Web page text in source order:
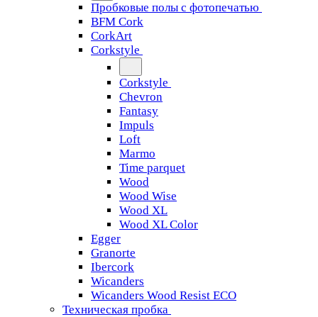
Пробковые полы с фотопечатью
BFM Cork
CorkArt
Corkstyle
Corkstyle
Chevron
Fantasy
Impuls
Loft
Marmo
Time parquet
Wood
Wood Wise
Wood XL
Wood XL Color
Egger
Granorte
Ibercork
Wicanders
Wicanders Wood Resist ECO
Техническая пробка